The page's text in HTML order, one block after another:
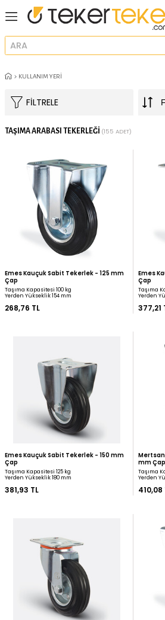
KULLANIM YERI
FILTRELE
TAŞIMA ARABASI TEKERLEĞI (155 ADET)
Taşıma Kapasitesi 100 kg
Yerden Yükseklik 154 mm
268,76 TL
Emes Kauçuk Sabit Tekerlek - 150 mm
Taşıma Kapasitesi 125 kg
Yerden Yükseklik 180 mm
381,93 TL